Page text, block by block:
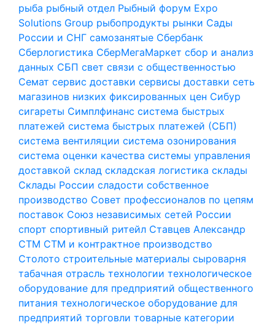
рыба рыбный отдел Рыбный форум Expo
Solutions Group рыбопродукты рынки Сады
России и СНГ самозанятые Сбербанк
Сберлогистика СберМегаМаркет сбор и анализ
данных СБП свет связи с общественностью
Семат сервис доставки сервисы доставки сеть
магазинов низких фиксированных цен Сибур
сигареты Симплфинанс система быстрых
платежей система быстрых платежей (СБП)
система вентиляции система озонирования
система оценки качества системы управления
доставкой склад складская логистика склады
Склады России сладости собственное
производство Совет профессионалов по цепям
поставок Союз независимых сетей России
спорт спортивный ритейл Ставцев Александр
СТМ СТМ и контрактное производство
Столото строительные материалы сыроварня
табачная отрасль технологии технологическое
оборудование для предприятий общественного
питания технологическое оборудование для
предприятий торговли товарные категории